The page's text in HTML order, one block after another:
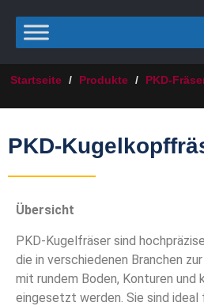
Startseite / Produkte / PKD-
PKD-
Übersicht
PKD-Kugelfräser sind
die in verschiedenen Branchen
mit rundem Boden, Konturen und
eingesetzt werden. Sie sind ideal